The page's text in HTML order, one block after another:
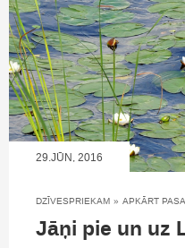
29.JŪN, 2016
DZĪVESPRIEKAM » APKĀRT
Jāņi pie un uz